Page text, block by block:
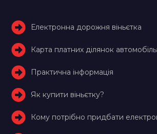
Електронна дорожня віньєтка
Карта платних ділянок
Практична інформація
Як купити віньєтку?
Кому потрібно придбати